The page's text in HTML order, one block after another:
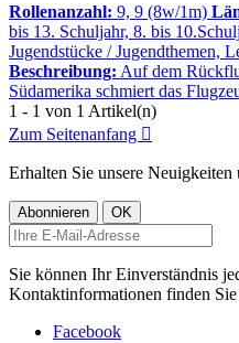
Rollenanzahl: 9, 9 (8w/1m)
bis 13. Schuljahr, 8. bis
Jugendstücke / Jugendthemen,
Beschreibung: Auf dem
Südamerika schmiert das
1 - 1 von 1 Artikel(n)
Zum Seitenanfang 
Erhalten Sie unsere Neuigkeiten
Sie können Ihr Einverständnis
Kontaktinformationen finden
Facebook